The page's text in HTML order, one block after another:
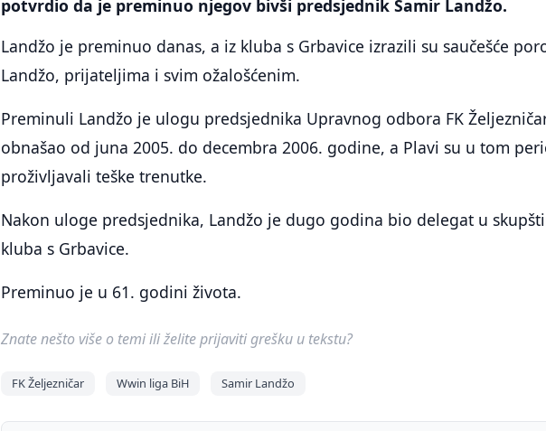
potvrdio da je preminuo njegov bivši predsjednik Samir Landžo.
Landžo je preminuo danas, a iz kluba s Grbavice izrazili su saučešće
Landžo, prijateljima i svim ožalošćenim.
Preminuli Landžo je ulogu predsjednika Upravnog odbora FK
obnašao od juna 2005. do decembra 2006. godine, a Plavi su u tom
proživljavali teške trenutke.
Nakon uloge predsjednika, Landžo je dugo godina bio delegat u
kluba s Grbavice.
Preminuo je u 61. godini života.
Znate nešto više o temi ili želite prijaviti grešku u tekstu?
FK Željezničar Wwin liga BiH Samir Landžo